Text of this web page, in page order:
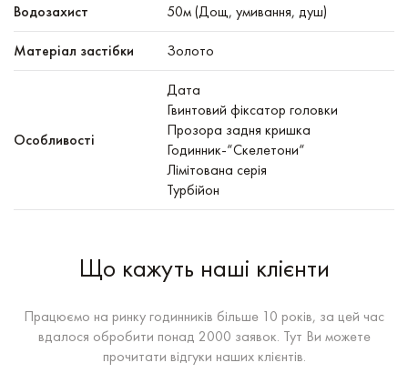
Водозахист 50м (Дощ, умивання, душ)
Матеріал застібки Золото
Особливості
Дата
Гвинтовий фіксатор головки
Прозора задня кришка
Годинник-“Скелетони“
Лімітована серія
Турбійон
Що кажуть наші клієнти
Працюємо на ринку годинників більше 10 років, за цей час
вдалося обробити понад 2000 заявок. Тут Ви можете
прочитати відгуки наших клієнтів.